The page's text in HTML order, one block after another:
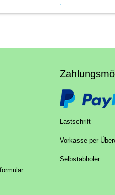
Lastschrift
Vorkasse per
Selbstabholer